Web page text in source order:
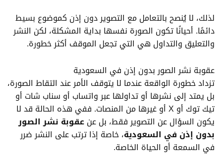
لذلك، لا يُنصح بالتعامل مع التصوير دون إذن كموضوع بسيط
دائمًا. أحيانًا تكون الصورة نفسها بداية المشكلة، لكن النشر
والتعليق والتداول هي التي تجعل الموقف أكثر خطورة.
عقوبة نشر الصور بدون إذن في السعودية
تزداد خطورة الواقعة عندما لا يتوقف الأمر عند التقاط الصورة،
بل يمتد إلى نشرها أو تداولها عبر واتساب أو سناب شات أو
تيك توك أو X أو غيرها من المنصات. ففي هذه الحالة قد لا
يكون السؤال عن التصوير فقط، بل عنعقوبة نشر الصور
بدون إذن في السعودية، خاصة إذا ترتب على النشر ضرر
في السمعة أو الحياة الخاصة.